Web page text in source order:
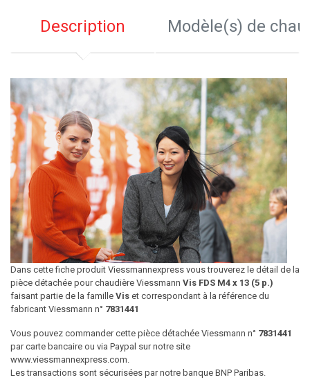
Description Modèle(s) de
Dans cette fiche produit Viessmannexpress vous trouverez le détail de la
pièce détachée pour chaudière Viessmann Vis FDS M4 x 13 (5 p.)
faisant partie de la famille Vis et correspondant à la référence du
fabricant Viessmann n° 7831441
Vous pouvez commander cette pièce détachée Viessmann n° 7831441
par carte bancaire ou via Paypal sur notre site
www.viessmannexpress.com.
Les transactions sont sécurisées par notre banque BNP Paribas.